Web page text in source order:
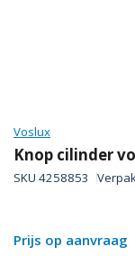
Voslux
Knop cilinder
SKU 4258853
Prijs op aanvraag